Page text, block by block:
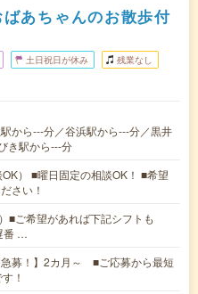
ばあちゃんのお散歩付
土日祝日が休み 残業なし
から---分／谷浜駅から---分／黒井
き駅から---分
） ■曜日固定の相談OK！ ■希望
さい！
■ご希望があれば下記シフトも
番 …
急募！】2カ月～ ■ご応募から最短
！